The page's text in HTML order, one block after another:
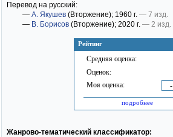
Рейтинг
Средняя оценка:
Оценок:
Моя оценка: -
подробнее
Перевод на русский:
— А. Якушев (Вторжение); 1960 г. — 7 изд.
— В. Борисов (Вторжение); 2020 г. — 2 изд.
Жанрово-тематический классификатор: